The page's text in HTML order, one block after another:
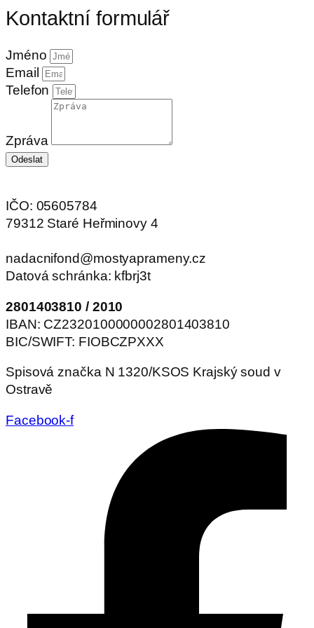
Kontaktní formulář
Jméno
Email
Telefon
Zpráva
Odeslat
IČO: 05605784
79312 Staré Heřminovy 4
nadacnifond@mostyaprameny.cz
Datová schránka: kfbrj3t
2801403810 / 2010
IBAN: CZ2320100000002801403810
BIC/SWIFT: FIOBCZPXXX
Spisová značka N 1320/KSOS Krajský soud v
Ostravě
Facebook-f